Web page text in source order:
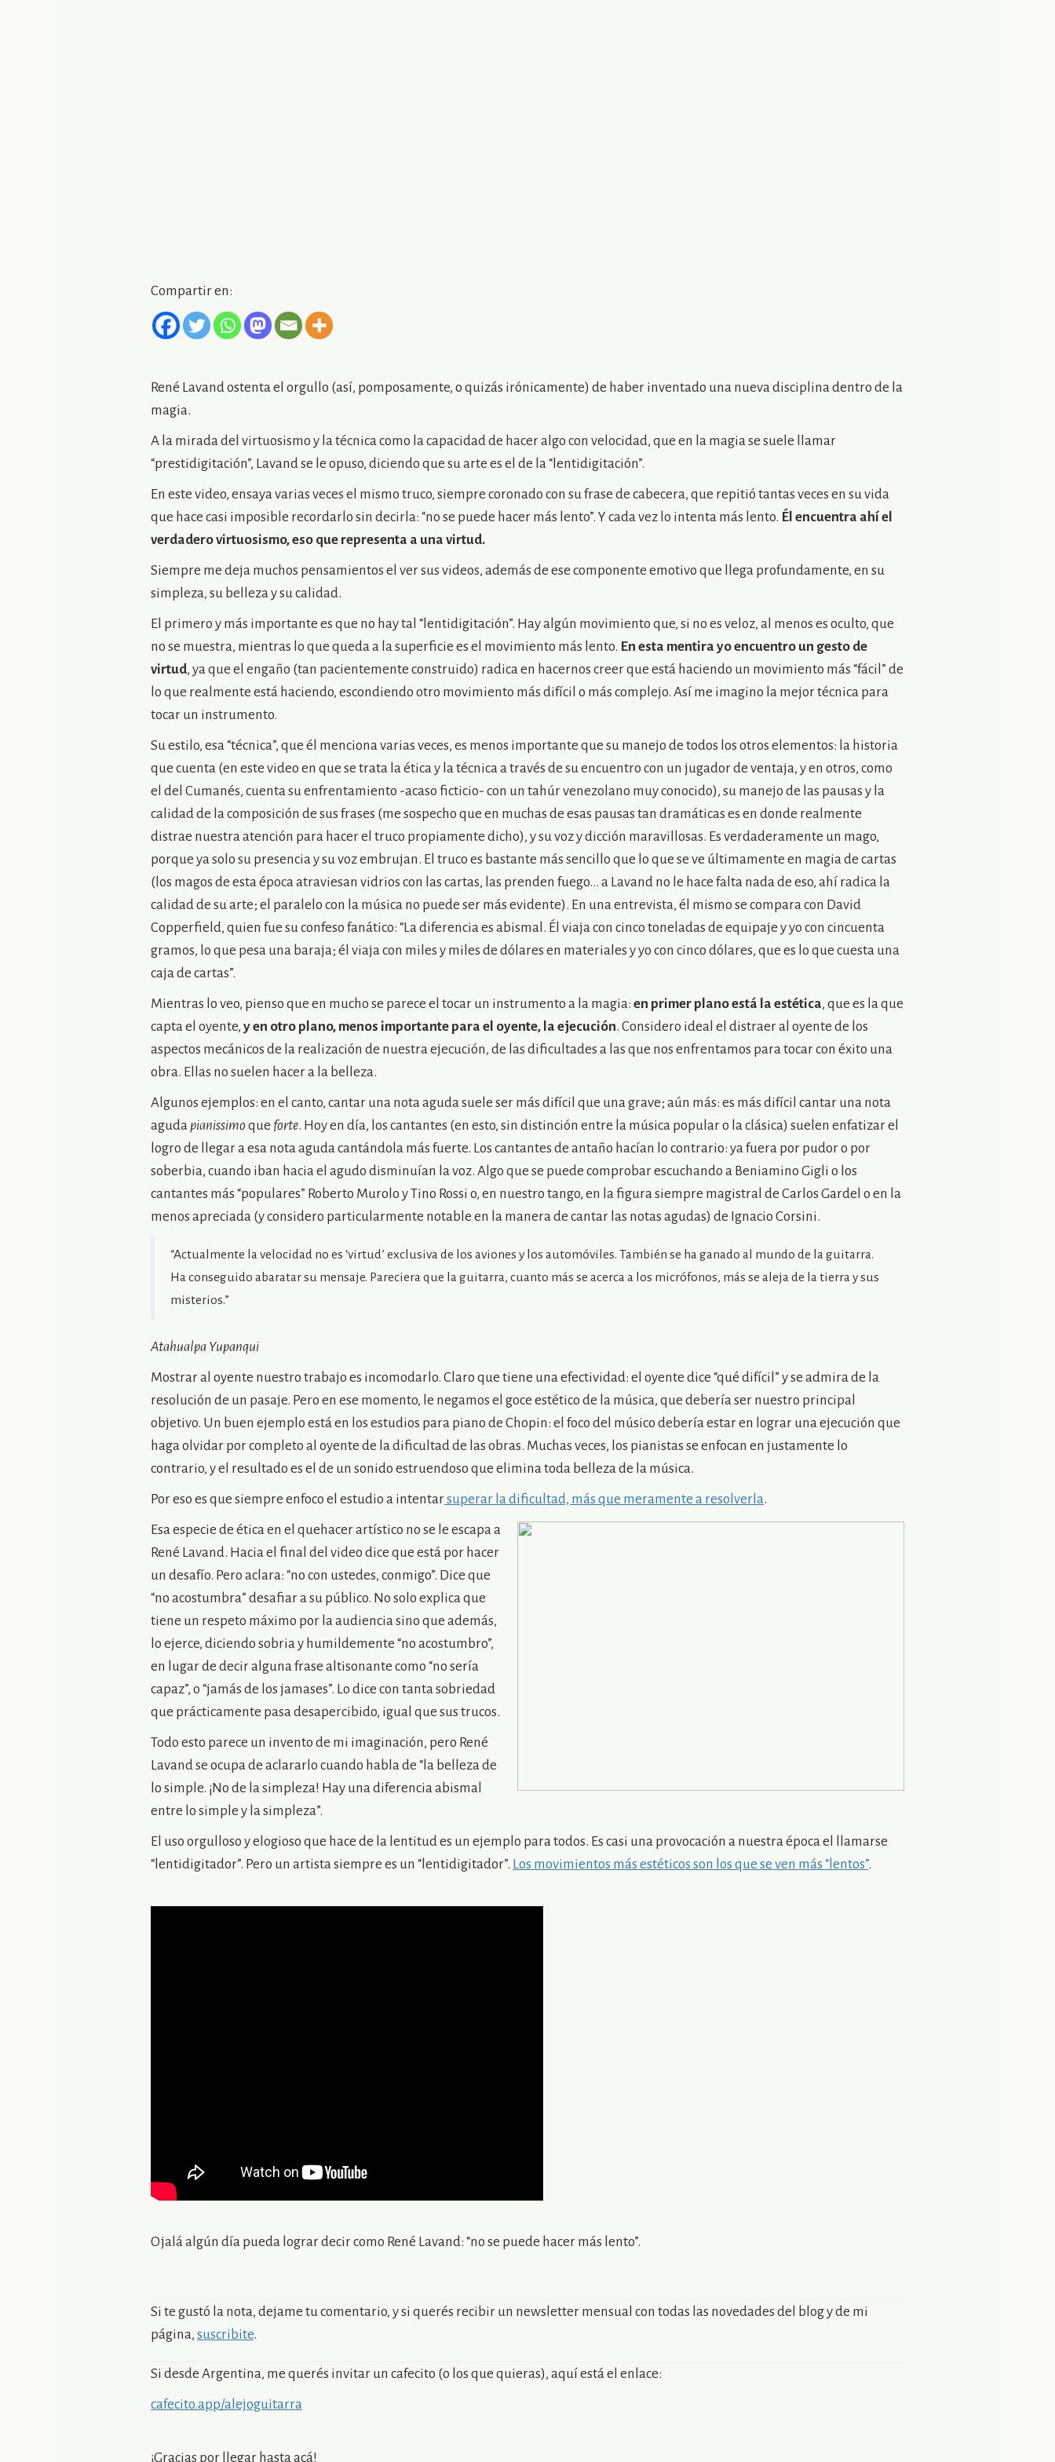
Compartir en:
René Lavand ostenta el orgullo (así, pomposamente, o quizás irónicamente) de haber inventado una nueva disciplina dentro de la
magia.
A la mirada del virtuosismo y la técnica como la capacidad de hacer algo con velocidad, que en la magia se suele llamar
“prestidigitación”, Lavand se le opuso, diciendo que su arte es el de la “lentidigitación”.
En este video, ensaya varias veces el mismo truco, siempre coronado con su frase de cabecera, que repitió tantas veces en su vida
que hace casi imposible recordarlo sin decirla: “no se puede hacer más lento”. Y cada vez lo intenta más lento. Él encuentra ahí el
verdadero virtuosismo, eso que representa a una virtud.
Siempre me deja muchos pensamientos el ver sus videos, además de ese componente emotivo que llega profundamente, en su
simpleza, su belleza y su calidad.
El primero y más importante es que no hay tal “lentidigitación”. Hay algún movimiento que, si no es veloz, al menos es oculto, que
no se muestra, mientras lo que queda a la superficie es el movimiento más lento. En esta mentira yo encuentro un gesto de
virtud, ya que el engaño (tan pacientemente construido) radica en hacernos creer que está haciendo un movimiento más “fácil” de
lo que realmente está haciendo, escondiendo otro movimiento más difícil o más complejo. Así me imagino la mejor técnica para
tocar un instrumento.
Su estilo, esa “técnica”, que él menciona varias veces, es menos importante que su manejo de todos los otros elementos: la historia
que cuenta (en este video en que se trata la ética y la técnica a través de su encuentro con un jugador de ventaja, y en otros, como
el del Cumanés, cuenta su enfrentamiento -acaso ficticio- con un tahúr venezolano muy conocido), su manejo de las pausas y la
calidad de la composición de sus frases (me sospecho que en muchas de esas pausas tan dramáticas es en donde realmente
distrae nuestra atención para hacer el truco propiamente dicho), y su voz y dicción maravillosas. Es verdaderamente un mago,
porque ya solo su presencia y su voz embrujan. El truco es bastante más sencillo que lo que se ve últimamente en magia de cartas
(los magos de esta época atraviesan vidrios con las cartas, las prenden fuego… a Lavand no le hace falta nada de eso, ahí radica la
calidad de su arte; el paralelo con la música no puede ser más evidente). En una entrevista, él mismo se compara con David
Copperfield, quien fue su confeso fanático: “La diferencia es abismal. Él viaja con cinco toneladas de equipaje y yo con cincuenta
gramos, lo que pesa una baraja; él viaja con miles y miles de dólares en materiales y yo con cinco dólares, que es lo que cuesta una
caja de cartas”.
Mientras lo veo, pienso que en mucho se parece el tocar un instrumento a la magia: en primer plano está la estética, que es la que
capta el oyente, y en otro plano, menos importante para el oyente, la ejecución. Considero ideal el distraer al oyente de los
aspectos mecánicos de la realización de nuestra ejecución, de las dificultades a las que nos enfrentamos para tocar con éxito una
obra. Ellas no suelen hacer a la belleza.
Algunos ejemplos: en el canto, cantar una nota aguda suele ser más difícil que una grave; aún más: es más difícil cantar una nota
aguda pianissimo que forte. Hoy en día, los cantantes (en esto, sin distinción entre la música popular o la clásica) suelen enfatizar el
logro de llegar a esa nota aguda cantándola más fuerte. Los cantantes de antaño hacían lo contrario: ya fuera por pudor o por
soberbia, cuando iban hacia el agudo disminuían la voz. Algo que se puede comprobar escuchando a Beniamino Gigli o los
cantantes más “populares” Roberto Murolo y Tino Rossi o, en nuestro tango, en la figura siempre magistral de Carlos Gardel o en la
menos apreciada (y considero particularmente notable en la manera de cantar las notas agudas) de Ignacio Corsini.
“Actualmente la velocidad no es ‘virtud’ exclusiva de los aviones y los automóviles. También se ha ganado al mundo de la guitarra.
Ha conseguido abaratar su mensaje. Pareciera que la guitarra, cuanto más se acerca a los micrófonos, más se aleja de la tierra y sus
misterios.”
Atahualpa Yupanqui
Mostrar al oyente nuestro trabajo es incomodarlo. Claro que tiene una efectividad: el oyente dice “qué difícil” y se admira de la
resolución de un pasaje. Pero en ese momento, le negamos el goce estético de la música, que debería ser nuestro principal
objetivo. Un buen ejemplo está en los estudios para piano de Chopin: el foco del músico debería estar en lograr una ejecución que
haga olvidar por completo al oyente de la dificultad de las obras. Muchas veces, los pianistas se enfocan en justamente lo
contrario, y el resultado es el de un sonido estruendoso que elimina toda belleza de la música.
Por eso es que siempre enfoco el estudio a intentarsuperar la dificultad, más que meramente a resolverla.
Esa especie de ética en el quehacer artístico no se le escapa a
René Lavand. Hacia el final del video dice que está por hacer
un desafío. Pero aclara: “no con ustedes, conmigo”. Dice que
“no acostumbra” desafiar a su público. No solo explica que
tiene un respeto máximo por la audiencia sino que además,
lo ejerce, diciendo sobria y humildemente “no acostumbro”,
en lugar de decir alguna frase altisonante como “no sería
capaz”, o “jamás de los jamases”. Lo dice con tanta sobriedad
que prácticamente pasa desapercibido, igual que sus trucos.
Todo esto parece un invento de mi imaginación, pero René
Lavand se ocupa de aclararlo cuando habla de “la belleza de
lo simple. ¡No de la simpleza! Hay una diferencia abismal
entre lo simple y la simpleza”.
El uso orgulloso y elogioso que hace de la lentitud es un ejemplo para todos. Es casi una provocación a nuestra época el llamarse
“lentidigitador”. Pero un artista siempre es un “lentidigitador”. Los movimientos más estéticos son los que se ven más “lentos”.
Ojalá algún día pueda lograr decir como René Lavand: “no se puede hacer más lento”.
Si te gustó la nota, dejame tu comentario, y si querés recibir un newsletter mensual con todas las novedades del blog y de mi
página, suscribite.
Si desde Argentina, me querés invitar un cafecito (o los que quieras), aquí está el enlace:
cafecito.app/alejoguitarra
¡Gracias por llegar hasta acá!